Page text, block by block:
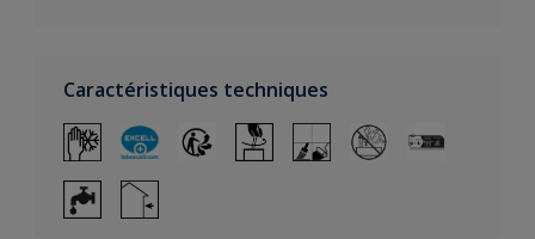
Caractéristiques techniques